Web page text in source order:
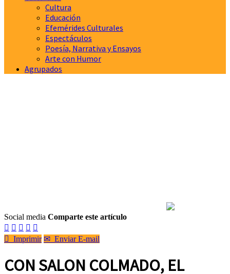
Cultura
Educación
Efemérides Culturales
Espectáculos
Poesía, Narrativa y Ensayos
Arte con Humor
Agrupados
Social media Comparte este artículo
    
 Imprimir ✉ Enviar E-mail
CON SALON COLMADO, EL